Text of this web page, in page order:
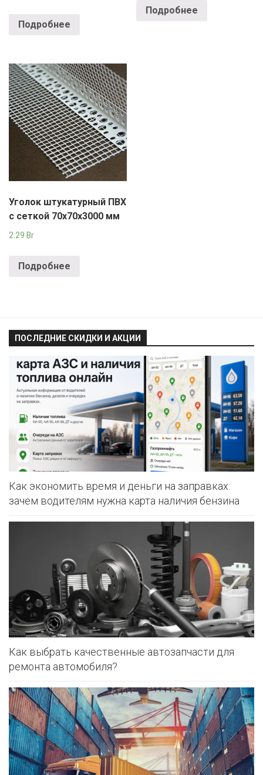
Подробнее
Подробнее
Уголок штукатурный ПВХ
с сеткой 70х70х3000 мм
2.29 Br
Подробнее
ПОСЛЕДНИЕ СКИДКИ И АКЦИИ
Как экономить время и деньги на заправках:
зачем водителям нужна карта наличия бензина
Как выбрать качественные автозапчасти для
ремонта автомобиля?